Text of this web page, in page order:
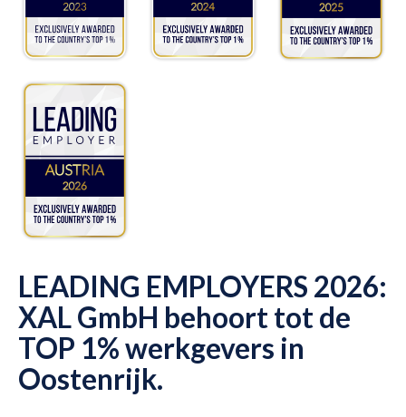
LEADING EMPLOYERS 2026:
XAL GmbH behoort tot de
TOP 1% werkgevers in
Oostenrijk.